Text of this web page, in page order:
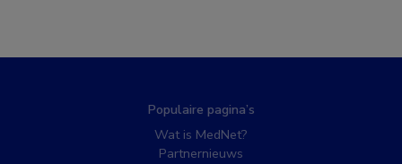
Populaire pagina’s
Wat is MedNet?
Partnernieuws